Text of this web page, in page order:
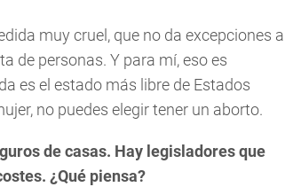
muy cruel, que no da excepciones a
de personas. Y para mí, eso es
es el estado más libre de Estados
no puedes elegir tener un aborto.
de casas. Hay legisladores que
¿Qué piensa?